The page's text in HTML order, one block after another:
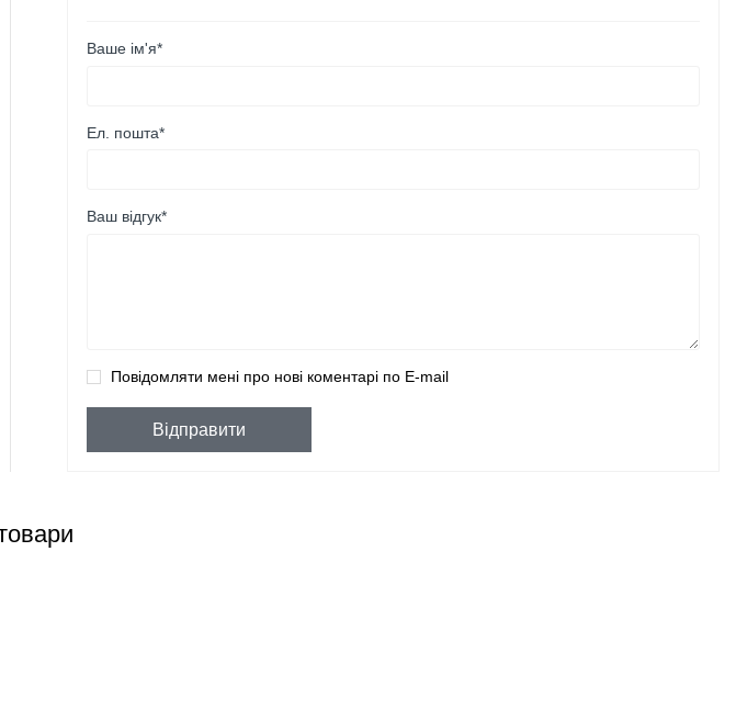
Ваше ім'я*
Ел. пошта*
Ваш відгук*
Повідомляти мені про нові коментарі по E-mail
Відправити